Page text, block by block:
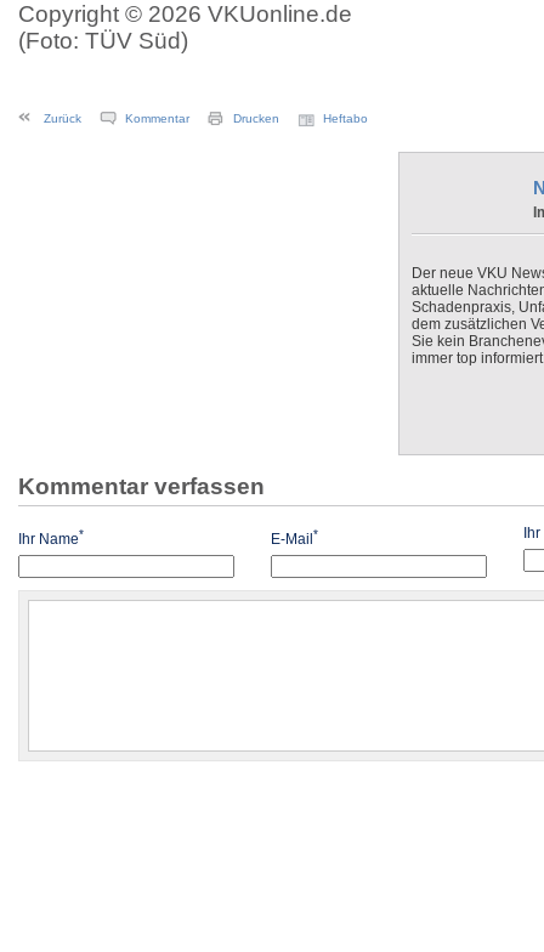
Copyright © 2026 VKUonline.de
(Foto: TÜV Süd)
Zurück Kommentar Drucken Heftabo
Der neue VKU
aktuelle
Schadenpraxis,
dem zusätzlichen
Sie kein
immer top
Kommentar verfassen
Ihr Name* E-Mail *